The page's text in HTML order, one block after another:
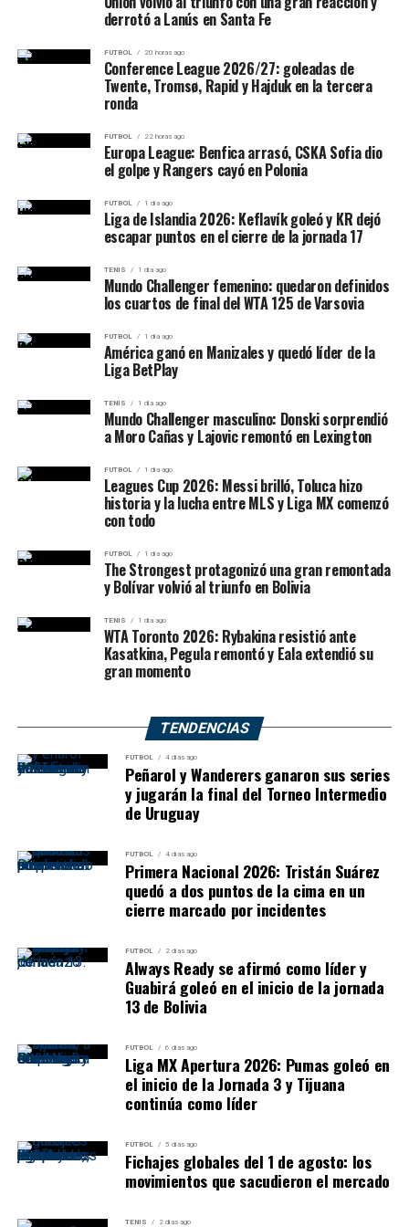
suma otra pieza para intentar volver a ser protagonista
en La Liga Argentina.
𝐦𝐢𝐬𝐦𝐚
𝐢𝐥𝐮𝐬𝐢𝐨́𝐧.#VamosJuventud
pic.twitter.com/FCwoZPpWNk
— Juventud Antoniana Oficial (@CJAOficial) August 7, 2026
Competencia:Torneo Federal A 2026 – Fase
Estadio:
Padre Ernesto Martearena, Salta
Un partido importante para el
futuro del Santo
El Nonagonal se disputa a una rueda y cada equipo juega
ocho encuentros. Los cuatro primeros de cada grupo
clasificarán a los cuartos de final por el primer ascenso,
mientras que los cinco mejores obtendrán una plaza
Copa Argentina 2027
𝐒𝐚𝐧𝐭𝐨 𝐚𝐛𝐨𝐧𝐨 💙🤍🤎
👉🏻 Asegurá tu lugar en la
zona campeonato
✅ Tener la cuota de socio
al día
✅ Acércate a secretaría o
por nuestros canales
oficiales (WhatsApp socios
3873032500 /
3876137422)
✅ Podes pagarlo con todos
los medios de pago…
pic.twitter.com/Vh8f0sX8Sv
— Juventud Antoniana Oficial (@CJAOficial) August 4, 2026
Por eso, el margen de error es reducido. Juventud ya
cumplió una primera misión al sumar en Bahía Blanca.
Ahora necesita confirmar ese buen comienzo frente a su
gente.
importante, mientras que Palacios, Marchiori y
por interrupciones provocadas por la lluvia. Cuando el
partido consiguió continuidad, la ucraniana tomó
Desde el 2-2 del primer set, Kostyuk ganó10 de los
siguientes 12 juegos
. Quebró para adelantarse en el
sexto game del inicial y posteriormente construyó una
ventaja de 4-0 en el segundo.
El resultado la coloca ahora frente a Swiatek en uno de
los grandes cruces de los octavos.
Pegula aceleró después de un
primer set parejo
Jessica Pegula
0.
La estadounidense atravesó algunos problemas durante
temprano y posteriormente hubo nuevos intercambios
de rupturas, pero Pegula encontró el break decisivo
cuando su rival servía para mantenerse en el set.
primeros dos turnos de servicio de Rakhimova y llegó al
4-0 antes de una nueva suspensión por lluvia. Tras
regresar a la cancha necesitó muy pocos puntos para
completar la victoria.
Su próxima rival seráDiana Shnaider .
Resumen partido por partido
derrotó a Lanús en Santa Fe
FUTBOL 20 horas ago
Conference League 2026/27: goleadas de
Twente, Tromsø, Rapid y Hajduk en la tercera
ronda
FUTBOL 22 horas ago
Europa League: Benfica arrasó, CSKA Sofia dio
el golpe y Rangers cayó en Polonia
FUTBOL 1 día ago
Liga de Islandia 2026: Keflavík goleó y KR dejó
escapar puntos en el cierre de la jornada 17
TENIS 1 día ago
Mundo Challenger femenino: quedaron definidos
los cuartos de final del WTA 125 de Varsovia
FUTBOL 1 día ago
América ganó en Manizales y quedó líder de la
Liga BetPlay
TENIS 1 día ago
Mundo Challenger masculino: Donski sorprendió
a Moro Cañas y Lajovic remontó en Lexington
FUTBOL 1 día ago
Leagues Cup 2026: Messi brilló, Toluca hizo
historia y la lucha entre MLS y Liga MX comenzó
con todo
FUTBOL 1 día ago
The Strongest protagonizó una gran remontada
y Bolívar volvió al triunfo en Bolivia
TENIS 1 día ago
WTA Toronto 2026: Rybakina resistió ante
Kasatkina, Pegula remontó y Eala extendió su
gran momento
TENDENCIAS
FUTBOL 4 días ago
Peñarol y Wanderers ganaron sus series
y jugarán la final del Torneo Intermedio
de Uruguay
FUTBOL 4 días ago
Primera Nacional 2026: Tristán Suárez
quedó a dos puntos de la cima en un
cierre marcado por incidentes
FUTBOL 2 días ago
Always Ready se afirmó como líder y
Guabirá goleó en el inicio de la jornada
13 de Bolivia
FUTBOL 6 días ago
Liga MX Apertura 2026: Pumas goleó en
el inicio de la Jornada 3 y Tijuana
continúa como líder
FUTBOL 5 días ago
Fichajes globales del 1 de agosto: los
movimientos que sacudieron el mercado
TENIS 2 días ago